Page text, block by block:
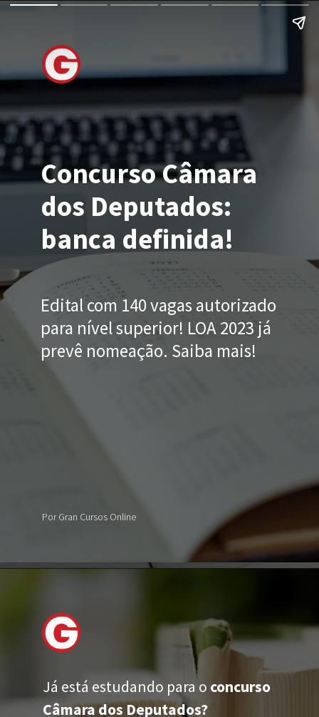
Concurso Câmara
dos Deputados:
banca definida!
Edital com 140 vagas autorizado
para nível superior! LOA 2023 já
prevê nomeação. Saiba mais!
Por Gran Cursos Online
Já está estudando para o concurso
Câmara dos Deputados?